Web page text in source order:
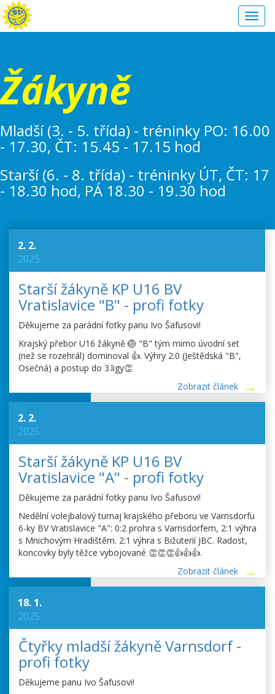
Žákyně
Mladší (3. - 5. třída) - tréninky PO: 16.00
- 17.30, ČT: 15.45 - 17.15 hod
Starší (6. - 8. třída) - tréninky ÚT, ČT: 17
- 18.30 hod, PÁ 18.30 - 19.30 hod
2. 2.
2025
Starší žákyně KP U16 BV
Vratislavice "B" - profi fotky
Děkujeme za parádní fotky panu Ivo Šafusovi!
Krajský přebor U16 žákyně 🏐 "B" tým mimo úvodní set
(než se rozehrál) dominoval 👍. Výhry 2:0 (Ještědská "B",
Osečná) a postup do 3.ligy👏
Zobrazit článek
2. 2.
2025
Starší žákyně KP U16 BV
Vratislavice "A" - profi fotky
Děkujeme za parádní fotky panu Ivo Šafusovi!
Nedělní volejbalový turnaj krajského přeboru ve Varnsdorfu
6-ky BV Vratislavice "A": 0:2 prohra s Varnsdorfem, 2:1 výhra
s Mnichovým Hradištěm. 2:1 výhra s Bižuterií JBC. Radost,
koncovky byly těžce vybojované 👏👏👏👍👍👍.
Zobrazit článek
18. 1.
2025
Čtyřky mladší žákyně Varnsdorf -
profi fotky
Děkujeme panu Ivo Šafusovi!